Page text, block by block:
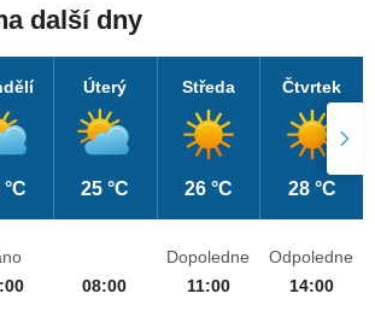
další dny
Úterý
25 °C
Středa
26 °C
Čtvrtek
28 °C
08:00
Dopoledne
11:00
Odpoledne
14:00